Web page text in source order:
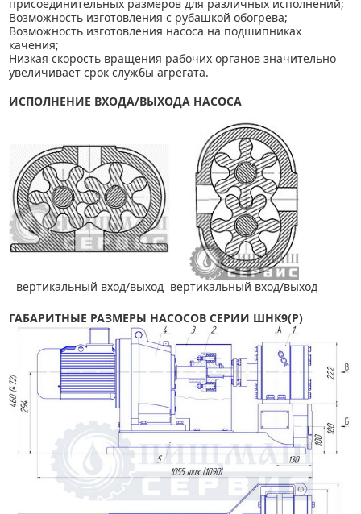
присоединительных размеров для различных исполнений;
Возможность изготовления с рубашкой обогрева;
Возможность изготовления насоса на подшипниках
качения;
Низкая скорость вращения рабочих органов значительно
увеличивает срок службы агрегата.
ИСПОЛНЕНИЕ ВХОДА/ВЫХОДА НАСОСА
вертикальный вход/выход вертикальный вход/выход
ГАБАРИТНЫЕ РАЗМЕРЫ НАСОСОВ СЕРИИ ШНК9(Р)